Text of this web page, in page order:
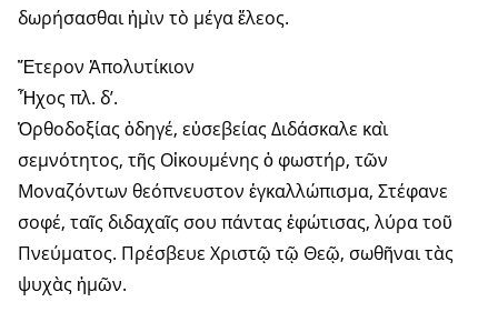
δωρήσασθαι ἠμὶν τὸ μέγα ἔλεος.
Ἕτερον Ἀπολυτίκιον
Ἦχος πλ. δ’.
Ὀρθοδοξίας ὁδηγέ, εὐσεβείας Διδάσκαλε καὶ
σεμνότητος, τῆς Οἰκουμένης ὁ φωστήρ, τῶν
Μοναζόντων θεόπνευστον ἐγκαλλώπισμα, Στέφανε
σοφέ, ταῖς διδαχαῖς σου πάντας ἐφώτισας, λύρα τοῦ
Πνεύματος. Πρέσβευε Χριστῷ τῷ Θεῷ, σωθῆναι τὰς
ψυχὰς ἡμῶν.